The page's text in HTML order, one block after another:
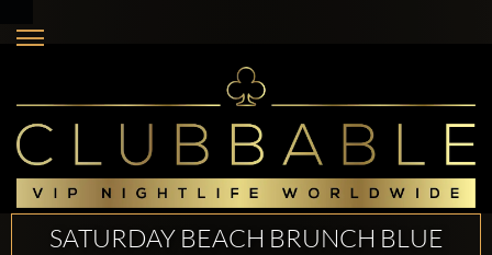
SATURDAY BEACH BRUNCH BLUE